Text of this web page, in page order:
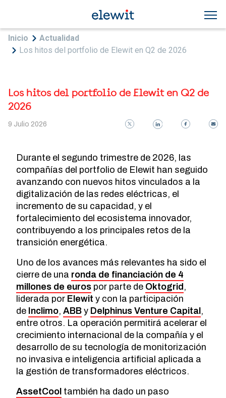
Sobrescribir enlaces de ayuda a la
Inicio
Actualidad
Los hitos del portfolio de Elewit en Q2 de 2026
Los hitos del portfolio de Elewit en Q2 de
2026
9 Julio 2026
Durante el segundo trimestre de 2026, las
compañías del portfolio de Elewit han seguido
avanzando con nuevos hitos vinculados a la
digitalización de las redes eléctricas, el
incremento de su capacidad, y el
fortalecimiento del ecosistema innovador,
contribuyendo a los principales retos de la
transición energética.
Uno de los avances más relevantes ha sido el
cierre de una ronda de financiación de 4
millones de euros por parte de Oktogrid ,
liderada por Elewit y con la participación
de Inclimo, ABB y Delphinus Venture Capital ,
entre otros. La operación permitirá acelerar el
crecimiento internacional de la compañía y el
desarrollo de su tecnología de monitorización
no invasiva e inteligencia artificial aplicada a
la gestión de transformadores eléctricos.
AssetCool también ha dado un paso